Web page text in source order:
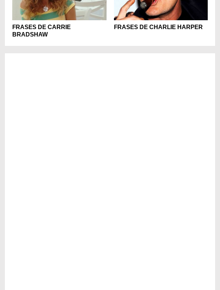
FRASES DE CARRIE
BRADSHAW
FRASES DE CHARLIE HARPER